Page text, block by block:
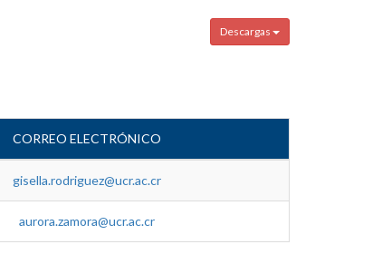
Descargas
CORREO ELECTRÓNICO
gisella.rodriguez@ucr.ac.cr
aurora.zamora@ucr.ac.cr